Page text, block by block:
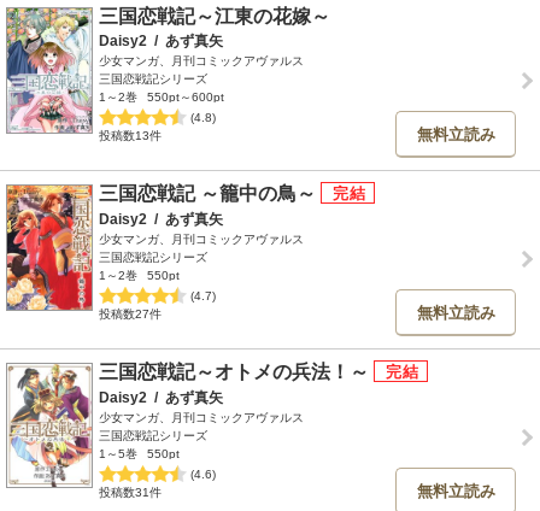
三国恋戦記～江東の花嫁～
Daisy2 / あず真矢
少女マンガ、月刊コミックアヴァルス
三国恋戦記シリーズ
1～2巻
550pt～600pt
(4.8)
投稿数13件
無料立読み
三国恋戦記 ～籠中の鳥～
Daisy2 / あず真矢
少女マンガ、月刊コミックアヴァルス
三国恋戦記シリーズ
1～2巻
550pt
(4.7)
投稿数27件
無料立読み
三国恋戦記～オトメの兵法！～
Daisy2 / あず真矢
少女マンガ、月刊コミックアヴァルス
三国恋戦記シリーズ
1～5巻
550pt
(4.6)
投稿数31件
無料立読み